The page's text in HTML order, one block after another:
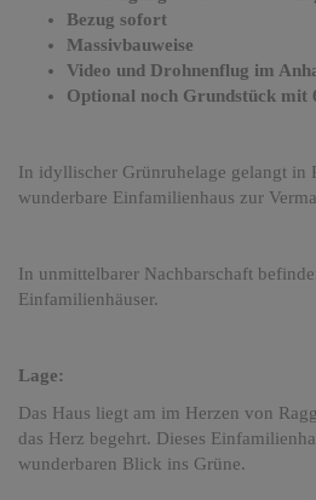
Bezug sofort
Massivbauweise
Video und Drohnenflug im
Optional noch Grundstück mit
In idyllischer Grünruhelage gelangt in
wunderbare Einfamilienhaus zur
In unmittelbarer Nachbarschaft
Einfamilienhäuser.
Lage:
Das Haus liegt am im Herzen von
das Herz begehrt. Dieses
wunderbaren Blick ins Grüne.